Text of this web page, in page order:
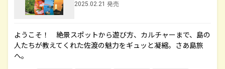
2025.02.21 発売
ようこそ！ 絶景スポットから遊び方、カルチャーまで、島の
人たちが教えてくれた佐渡の魅力をギュッと凝縮。さあ島旅
へ。